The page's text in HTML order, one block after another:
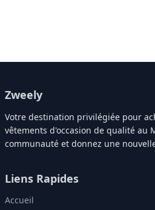
Zweely
Votre destination privilégiée pour
vêtements d'occasion de qualité au
communauté et donnez une
Liens Rapides
Accueil